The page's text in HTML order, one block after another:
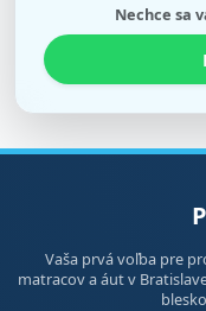
Nechce sa
Vaša prvá voľba pre
matracov a áut v